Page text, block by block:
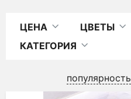
популярность
ЦЕНА ЦВЕТЫ
КАТЕГОРИЯ